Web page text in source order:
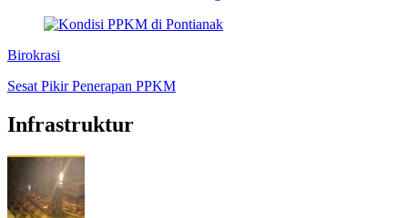
Birokrasi
Sesat Pikir Penerapan PPKM
Infrastruktur